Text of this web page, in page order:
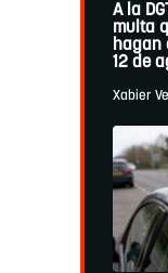
A la
multa
hagan
12 de
Xabier